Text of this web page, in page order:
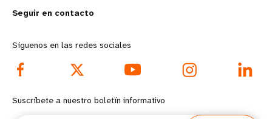
o
r
e
f
d
o
Seguir en contacto
Síguenos en las redes sociales
Suscríbete a nuestro boletín informativo